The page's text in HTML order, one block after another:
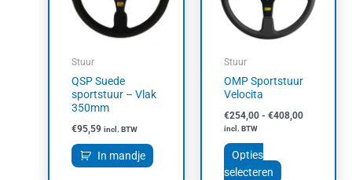
Stuur
QSP Suede
sportstuur – Vlak
350mm
€95,59 incl. BTW
In mandje
Stuur
OMP Sportstuur
Velocita
€254,00 - €408,00
incl. BTW
Opties
selecteren
Deze
optie
worden
de